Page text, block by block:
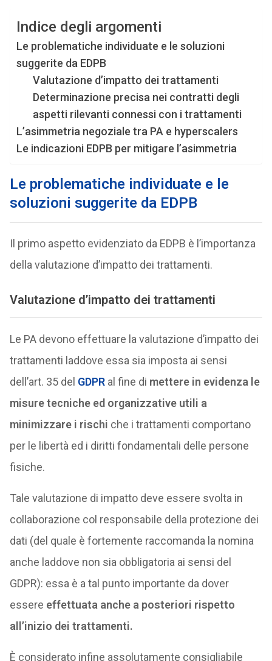
Indice degli argomenti
Le problematiche individuate e le soluzioni
suggerite da EDPB
Valutazione d’impatto dei trattamenti
Determinazione precisa nei contratti degli
aspetti rilevanti connessi con i trattamenti
L’asimmetria negoziale tra PA e hyperscalers
Le indicazioni EDPB per mitigare l’asimmetria
Le problematiche individuate e le
soluzioni suggerite da EDPB
Il primo aspetto evidenziato da EDPB è l’importanza
della valutazione d’impatto dei trattamenti.
Valutazione d’impatto dei trattamenti
Le PA devono effettuare la valutazione d’impatto dei
trattamenti laddove essa sia imposta ai sensi
dell’art. 35 del GDPRal fine di mettere in evidenza le
misure tecniche ed organizzative utili a
minimizzare i rischi che i trattamenti comportano
per le libertà ed i diritti fondamentali delle persone
fisiche.
Tale valutazione di impatto deve essere svolta in
collaborazione col responsabile della protezione dei
dati (del quale è fortemente raccomanda la nomina
anche laddove non sia obbligatoria ai sensi del
GDPR): essa è a tal punto importante da dover
essere effettuata anche a posteriori rispetto
all’inizio dei trattamenti.
È considerato infine assolutamente consigliabile